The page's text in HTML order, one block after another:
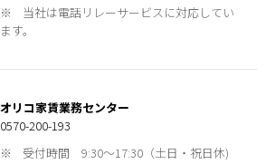
※
当社は電話リレーサービスに対応してい
ます。
オリコ家賃業務センター
0570-200-193
※
受付時間 9:30～17:30（土日・祝日休)